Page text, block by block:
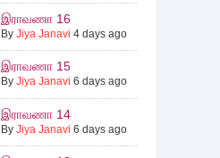
இராவணா 16
By Jiya Janavi 4 days ago
இராவணா 15
By Jiya Janavi 6 days ago
இராவணா 14
By Jiya Janavi 6 days ago